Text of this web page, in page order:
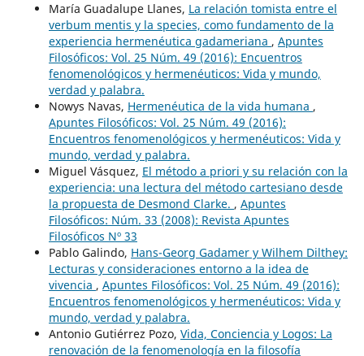
María Guadalupe Llanes, La relación tomista entre el
verbum mentis y la species, como fundamento de la
experiencia hermenéutica gadameriana , Apuntes
Filosóficos: Vol. 25 Núm. 49 (2016): Encuentros
fenomenológicos y hermenéuticos: Vida y mundo,
verdad y palabra.
Nowys Navas, Hermenéutica de la vida humana ,
Apuntes Filosóficos: Vol. 25 Núm. 49 (2016):
Encuentros fenomenológicos y hermenéuticos: Vida y
mundo, verdad y palabra.
Miguel Vásquez, El método a priori y su relación con la
experiencia: una lectura del método cartesiano desde
la propuesta de Desmond Clarke. , Apuntes
Filosóficos: Núm. 33 (2008): Revista Apuntes
Filosóficos Nº 33
Pablo Galindo, Hans-Georg Gadamer y Wilhem Dilthey:
Lecturas y consideraciones entorno a la idea de
vivencia , Apuntes Filosóficos: Vol. 25 Núm. 49 (2016):
Encuentros fenomenológicos y hermenéuticos: Vida y
mundo, verdad y palabra.
Antonio Gutiérrez Pozo, Vida, Conciencia y Logos: La
renovación de la fenomenología en la filosofía